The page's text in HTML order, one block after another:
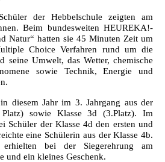
der Hebbelschule zeigten am
Beim bundesweiten HEUREKA!-
Natur“ hatten sie 45 Minuten Zeit um
Choice Verfahren rund um die
seine Umwelt, das Wetter, chemische
sowie Technik, Energie und
diesem Jahr im 3. Jahrgang aus der
sowie Klasse 3d (3.Platz). Im
Schüler der Klasse 4d den ersten und
eine Schülerin aus der Klasse 4b.
erhielten bei der Siegerehrung am
und ein kleines Geschenk.